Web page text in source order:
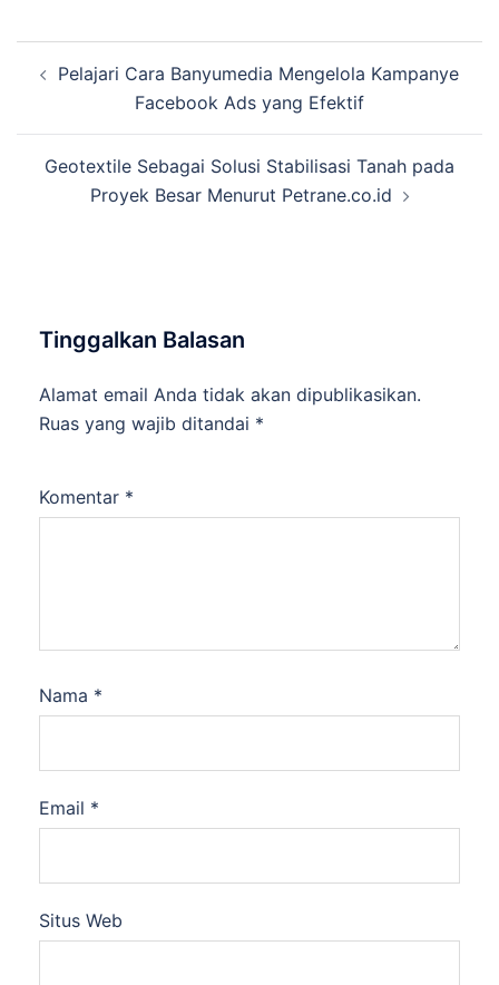
Tulisan
Pelajari Cara Banyumedia Mengelola Kampanye
Facebook Ads yang Efektif
Geotextile Sebagai Solusi Stabilisasi Tanah pada
Proyek Besar Menurut Petrane.co.id
Tinggalkan Balasan
Alamat email Anda tidak akan dipublikasikan.
Ruas yang wajib ditandai *
Komentar *
Nama *
Email *
Situs Web